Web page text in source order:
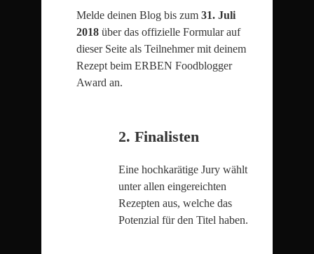
Melde deinen Blog bis zum 31. Juli
2018 über das offizielle Formular auf
dieser Seite als Teilnehmer mit deinem
Rezept beim ERBEN Foodblogger
Award an.
2. Finalisten
Eine hochkarätige Jury wählt
unter allen eingereichten
Rezepten aus, welche das
Potenzial für den Titel haben.